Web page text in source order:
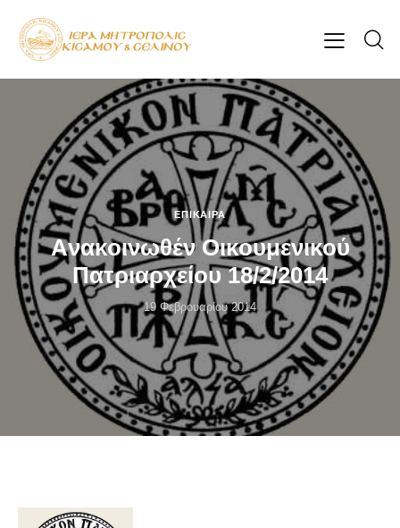
ΕΠΊΚΑΙΡΑ
Aνακοινωθέν Οικουμενικού
Πατριαρχείου 18/2/2014
19 Φεβρουαρίου 2014